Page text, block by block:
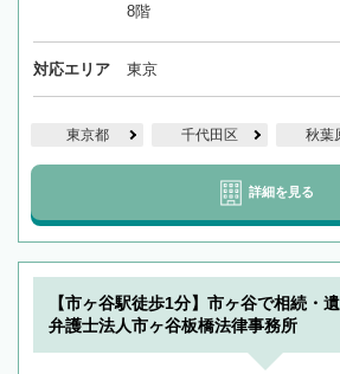
8階
対応エリア 東京
東京都 千代田区 秋葉
詳細を見る
【市ヶ谷駅徒歩1分】市ヶ谷で相続・
弁護士法人市ヶ谷板橋法律事務所